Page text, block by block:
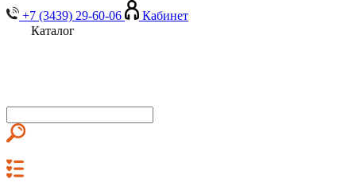
+7 (3439) 29-60-06
Кабинет
Каталог